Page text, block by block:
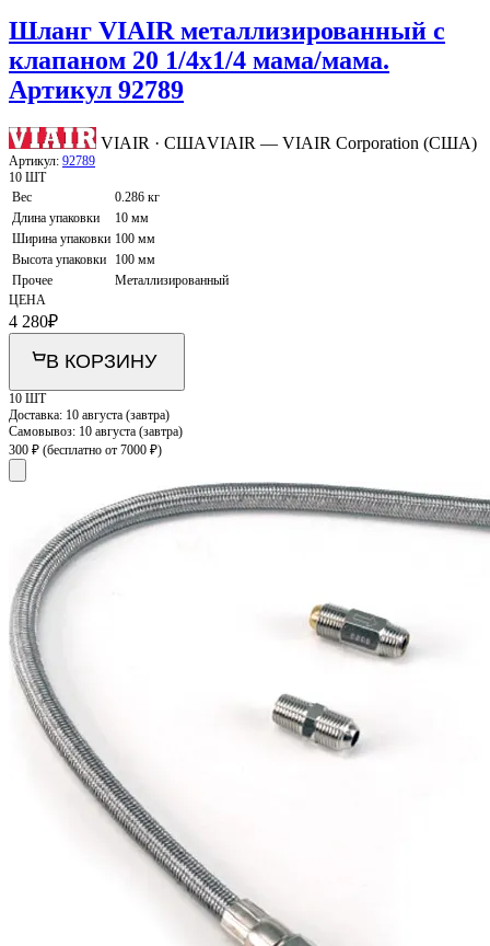
Шланг VIAIR металлизированный с
клапаном 20 1/4х1/4 мама/мама.
Артикул 92789
VIAIR · СШАVIAIR — VIAIR Corporation (США)
Артикул: 92789
10 ШТ
Вес
0.286 кг
Длина упаковки
10 мм
Ширина упаковки 100 мм
Высота упаковки
100 мм
Прочее
Металлизированный
ЦЕНА
4 280₽
В КОРЗИНУ
10 ШТ
Доставка: 10 августа (завтра)
Самовывоз: 10 августа (завтра)
300 ₽ (бесплатно от 7000 ₽)